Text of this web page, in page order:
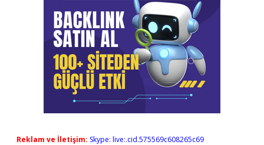
Reklam ve İletişim: Skype: live:.cid.575569c608265c69